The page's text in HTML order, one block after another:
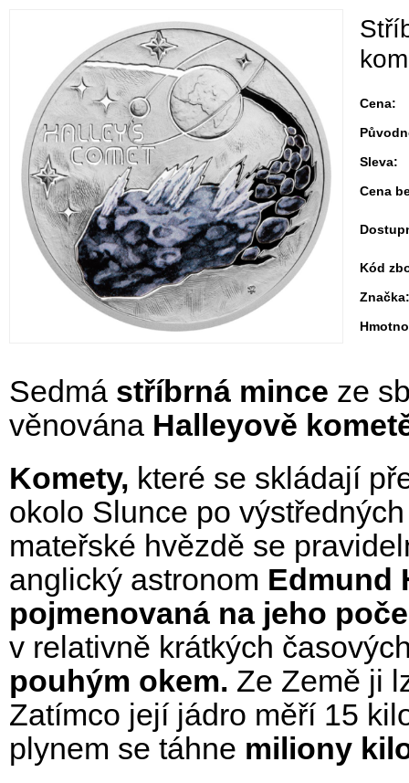
Cena:
Sleva:
Cena
Kód
Značka:
Sedmá stříbrná mince ze
věnována Halleyově
Komety, které se skládají
okolo Slunce po
mateřské hvězdě se
anglický astronom Edmund
pojmenovaná na jeho
v relativně krátkých
pouhým okem. Ze Země ji
Zatímco její jádro měří 15
plynem se táhne miliony